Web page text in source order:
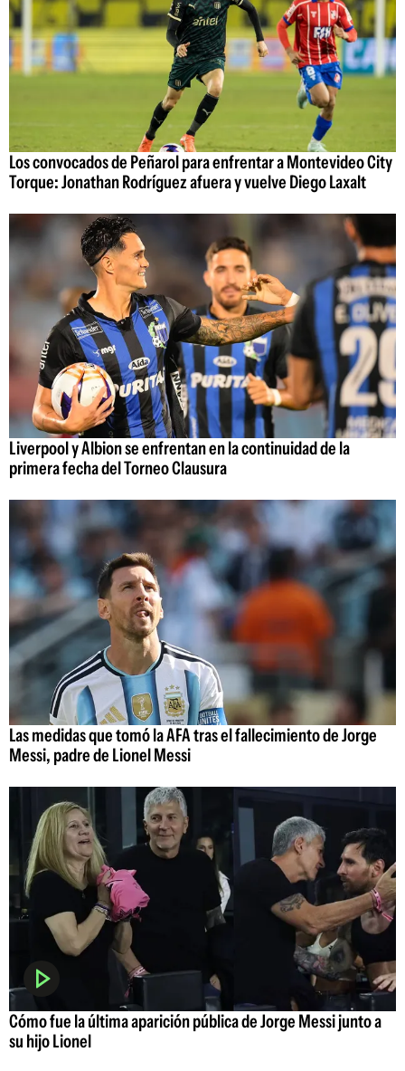
Los convocados de Peñarol para enfrentar a Montevideo City
Torque: Jonathan Rodríguez afuera y vuelve Diego Laxalt
Liverpool y Albion se enfrentan en la continuidad de la
primera fecha del Torneo Clausura
Las medidas que tomó la AFA tras el fallecimiento de Jorge
Messi, padre de Lionel Messi
Cómo fue la última aparición pública de Jorge Messi junto a
su hijo Lionel